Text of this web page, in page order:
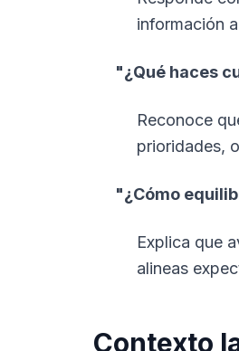
información
"¿Qué haces
Reconoce
prioridades,
"¿Cómo
Explica que
alineas
Contexto